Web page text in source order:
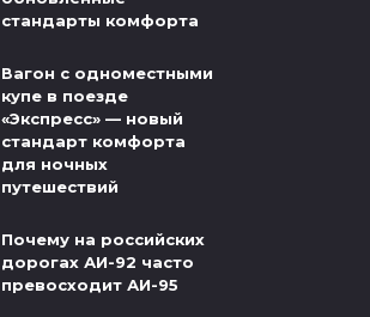
стандарты комфорта
Вагон с одноместными
купе в поезде
«Экспресс» — новый
стандарт комфорта
для ночных
путешествий
Почему на российских
дорогах АИ-92 часто
превосходит АИ-95